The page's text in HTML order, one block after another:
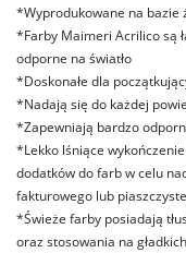
*Wyprodukowane na bazie
*Farby Maimeri Acrilico są
odporne na światło
*Doskonałe dla
*Nadają się do każdej
*Zapewniają bardzo
*Lekko lśniące
dodatków do farb w celu
fakturowego lub
*Świeże farby posiadają
oraz stosowania na